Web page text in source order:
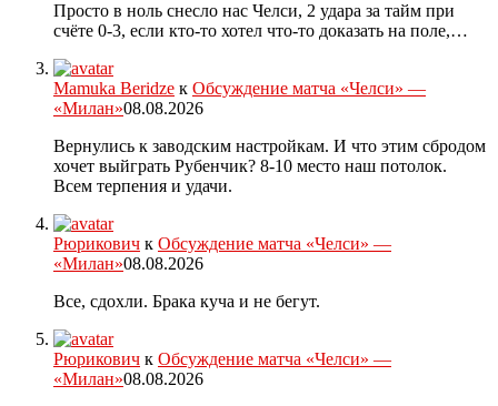
Просто в ноль снесло нас Челси, 2 удара за тайм при
счёте 0-3, если кто-то хотел что-то доказать на поле,…
Mamuka Beridze к Обсуждение матча «Челси» —
«Милан»08.08.2026
Вернулись к заводским настройкам. И что этим сбродом
хочет выйграть Рубенчик? 8-10 место наш потолок.
Всем терпения и удачи.
Рюрикович к Обсуждение матча «Челси» —
«Милан»08.08.2026
Все, сдохли. Брака куча и не бегут.
Рюрикович к Обсуждение матча «Челси» —
«Милан»08.08.2026